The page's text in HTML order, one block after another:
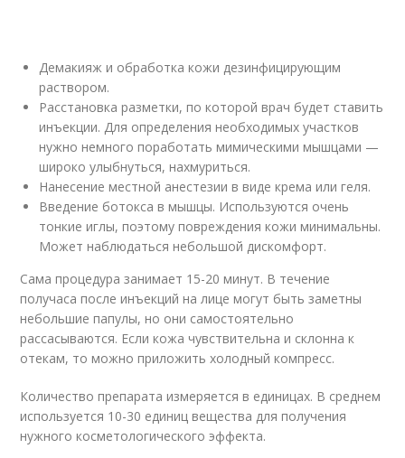
Демакияж и обработка кожи дезинфицирующим
раствором.
Расстановка разметки, по которой врач будет ставить
инъекции. Для определения необходимых участков
нужно немного поработать мимическими мышцами —
широко улыбнуться, нахмуриться.
Нанесение местной анестезии в виде крема или геля.
Введение ботокса в мышцы. Используются очень
тонкие иглы, поэтому повреждения кожи минимальны.
Может наблюдаться небольшой дискомфорт.
Сама процедура занимает 15-20 минут. В течение
получаса после инъекций на лице могут быть заметны
небольшие папулы, но они самостоятельно
рассасываются. Если кожа чувствительна и склонна к
отекам, то можно приложить холодный компресс.
Количество препарата измеряется в единицах. В среднем
используется 10-30 единиц вещества для получения
нужного косметологического эффекта.